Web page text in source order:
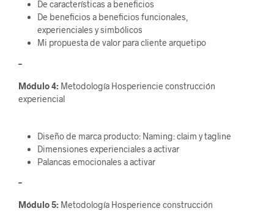
De características a beneficios
De beneficios a beneficios funcionales,
experienciales y simbólicos
Mi propuesta de valor para cliente arquetipo
–
Módulo 4: Metodología Hosperiencie construcción
experiencial
Diseño de marca producto: Naming: claim y tagline
Dimensiones experienciales a activar
Palancas emocionales a activar
–
Módulo 5: Metodología Hosperience construcción